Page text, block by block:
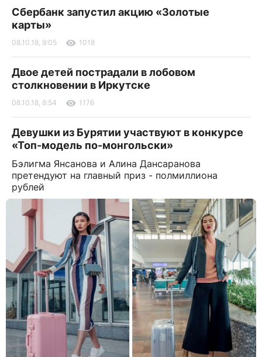
Сбербанк запустил акцию «Золотые
карты»
08.10.18, 9:05 1018
Двое детей пострадали в лобовом
столкновении в Иркутске
08.10.18, 8:54 1176
Девушки из Бурятии участвуют в конкурсе
«Топ-модель по-монгольски»
Бэлигма Янсанова и Алина Дансаранова
претендуют на главный приз - полмиллиона
рублей